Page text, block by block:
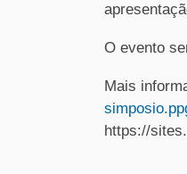
O evento
Mais
https://